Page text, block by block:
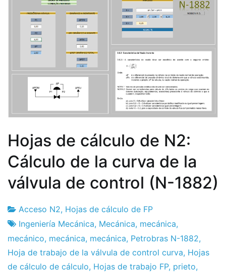
Hojas de cálculo de N2:
Cálculo de la curva de la
válvula de control (N-1882)
Fábrica
de
proyectos
11
el
septiembre
el
Acceso N2, Hojas de cálculo de FP
Ingeniería Mecánica, Mecánica, mecánica,
mecánico, mecánica, mecánica, Petrobras N-1882,
Hoja de trabajo de la válvula de control curva, Hojas
de cálculo de cálculo, Hojas de trabajo FP, prieto,